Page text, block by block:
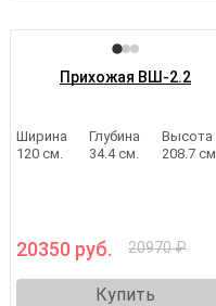
Прихожая ВШ-2.2
Ширина
120 см.
Глубина
34.4 см.
Высота
208.7 см.
20350 руб. 20970 ₽
Купить